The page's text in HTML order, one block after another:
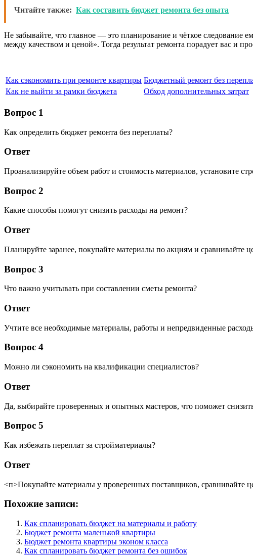
Читайте также: Как составить бюджет ремонта без опыта
Не забывайте, что главное — это планирование и чёткое следование
между качеством и ценой». Тогда результат ремонта порадует вас и
Как сэкономить при ремонте квартиры Бюджетный ремонт без
Как не выйти за рамки бюджета
Обход дополнительных затрат
Вопрос 1
Как определить бюджет ремонта без переплаты?
Ответ
Проанализируйте объем работ и стоимость материалов, установите
Вопрос 2
Какие способы помогут снизить расходы на ремонт?
Ответ
Планируйте заранее, покупайте материалы по акциям и сравнивайте
Вопрос 3
Что важно учитывать при составлении сметы ремонта?
Ответ
Учтите все необходимые материалы, работы и непредвиденные
Вопрос 4
Можно ли сэкономить на квалификации специалистов?
Ответ
Да, выбирайте проверенных и опытных мастеров, что поможет
Вопрос 5
Как избежать переплат за стройматериалы?
Ответ
<п>Покупайте материалы у проверенных поставщиков, сравнивайте
Похожие записи:
Как спланировать бюджет на материалы и работу
Бюджет ремонта маленькой квартиры
Бюджет ремонта квартиры эконом класса
Как спланировать бюджет ремонта без ошибок